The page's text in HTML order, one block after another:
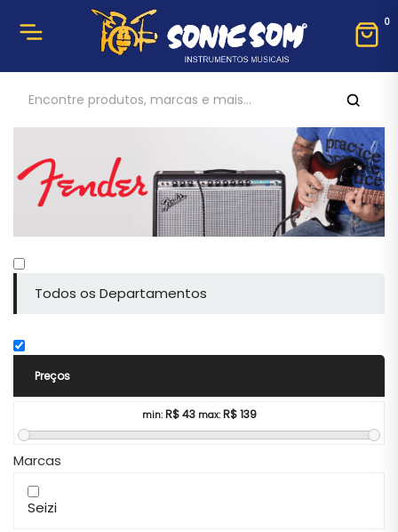
0
Todos os Departamentos
Preços
min: R$43 max: R$139
Marcas
Seizi